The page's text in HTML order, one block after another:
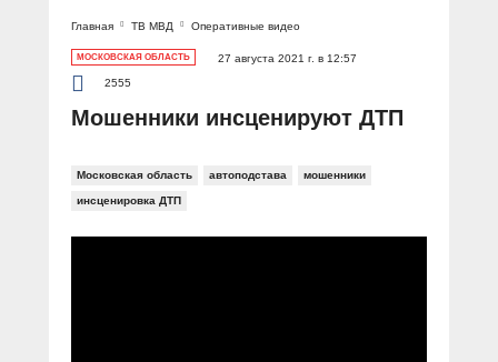
Главная ТВ МВД Оперативные видео
МОСКОВСКАЯ ОБЛАСТЬ
27 августа 2021 г. в 12:57
2555
Мошенники инсценируют ДТП
Московская область автоподстава мошенники
инсценировка ДТП